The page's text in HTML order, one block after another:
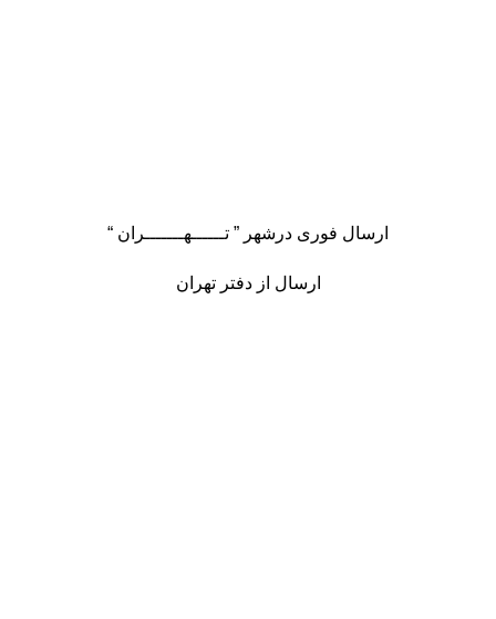
ارسال فوری درشهر ” تــــــهـــــــران “
ارسال از دفتر تهران